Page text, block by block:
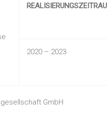
2020 – 2023
GmbH